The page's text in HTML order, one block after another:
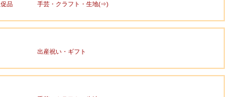
品
手芸・クラフト・生地(⇒)
出産祝い・ギフト